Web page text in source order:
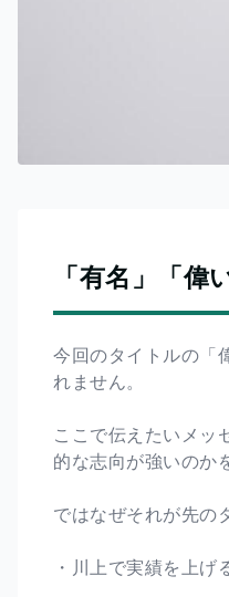
「有名」「
今回のタイトルの「
れません。
ここで伝えたいメッ
的な志向が強いのか
ではなぜそれが先の
・川上で実績を上